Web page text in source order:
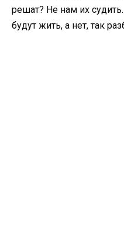
решат? Не нам их
будут жить, а нет, так